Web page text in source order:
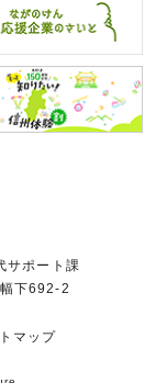
サポート課
下692-2
マップ